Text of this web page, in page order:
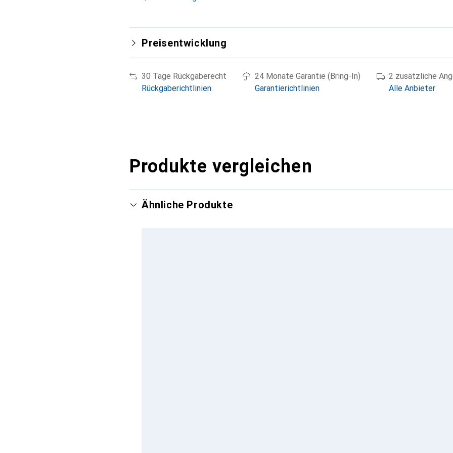
Preisentwicklung
30 Tage Rückgaberecht
Rückgaberichtlinien
24 Monate Garantie (Bring-In)
Garantierichtlinien
2 zusätzliche
Alle Anbieter
Produkte vergleichen
Ähnliche Produkte